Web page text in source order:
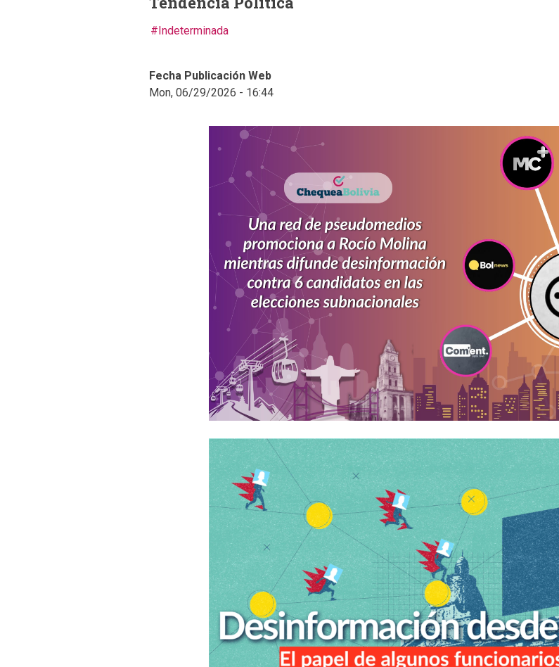
Indeterminada
Fecha Publicación Web
Mon, 06/29/2026 - 16:44